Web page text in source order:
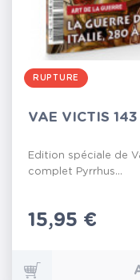
RUPTURE
VAE VICTIS 143
Edition spéciale de
complet Pyrrhus...
Prix
15,95 €